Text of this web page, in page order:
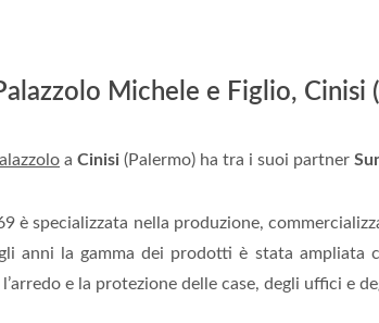
Michele e Figlio, Cinisi
a Cinisi (Palermo) ha tra i suoi partner
è specializzata nella produzione,
anni la gamma dei prodotti è stata ampliata
e la protezione delle case, degli uffici e